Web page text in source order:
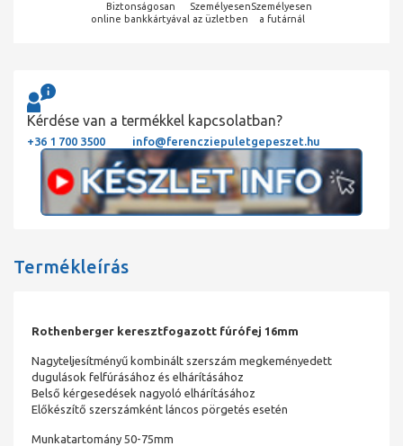
Biztonságosan
online bankkártyával
Személyesen
az üzletben
Személyesen
a futárnál
Kérdése van a termékkel kapcsolatban?
+36 1 700 3500 info@ferencziepuletgepeszet.hu
Termékleírás
Rothenberger keresztfogazott fúrófej 16mm
Nagyteljesítményű kombinált szerszám megkeményedett
dugulások felfúrásához és elhárításához
Belső kérgesedések nagyoló elhárításához
Előkészítő szerszámként láncos pörgetés esetén
Munkatartomány 50-75mm